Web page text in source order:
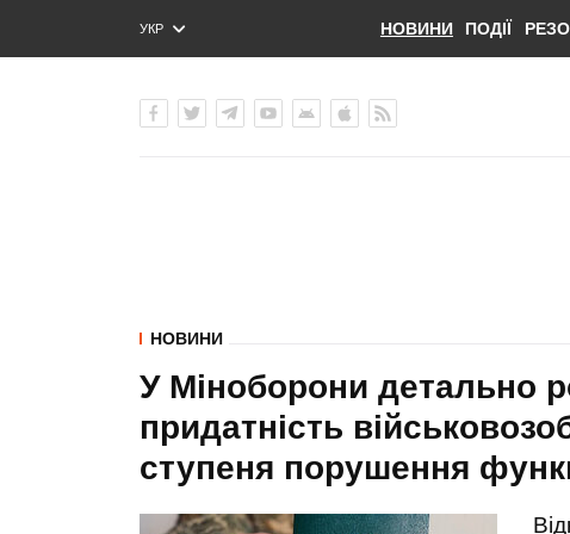
УКР
ENG
НОВИНИ ПОДІЇ
НОВИНИ
У Міноборони детально
придатність
ступеня порушення